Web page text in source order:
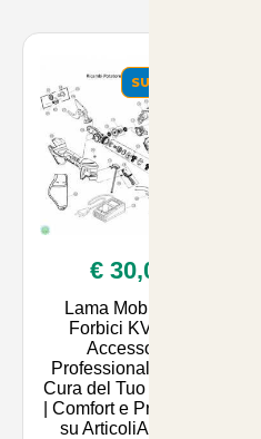
SUMMER
€ 30,00
Lama Mobile per
Forbici KV360 -
Accessorio
Professionale per la
Cura del Tuo Giardino
| Comfort e Precisione
su ArticoliAnimali.